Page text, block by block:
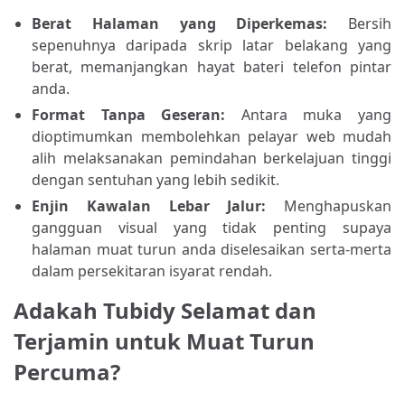
Berat Halaman yang Diperkemas: Bersih
sepenuhnya daripada skrip latar belakang yang
berat, memanjangkan hayat bateri telefon pintar
anda.
Format Tanpa Geseran: Antara muka yang
dioptimumkan membolehkan pelayar web mudah
alih melaksanakan pemindahan berkelajuan tinggi
dengan sentuhan yang lebih sedikit.
Enjin Kawalan Lebar Jalur: Menghapuskan
gangguan visual yang tidak penting supaya
halaman muat turun anda diselesaikan serta-merta
dalam persekitaran isyarat rendah.
Adakah Tubidy Selamat dan
Terjamin untuk Muat Turun
Percuma?